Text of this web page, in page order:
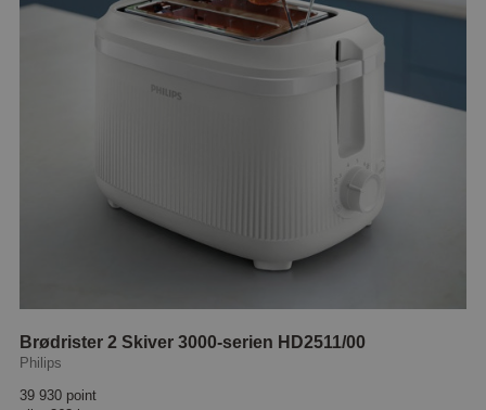
Brødrister 2 Skiver 3000-serien HD2511/00
Philips
39 930 point